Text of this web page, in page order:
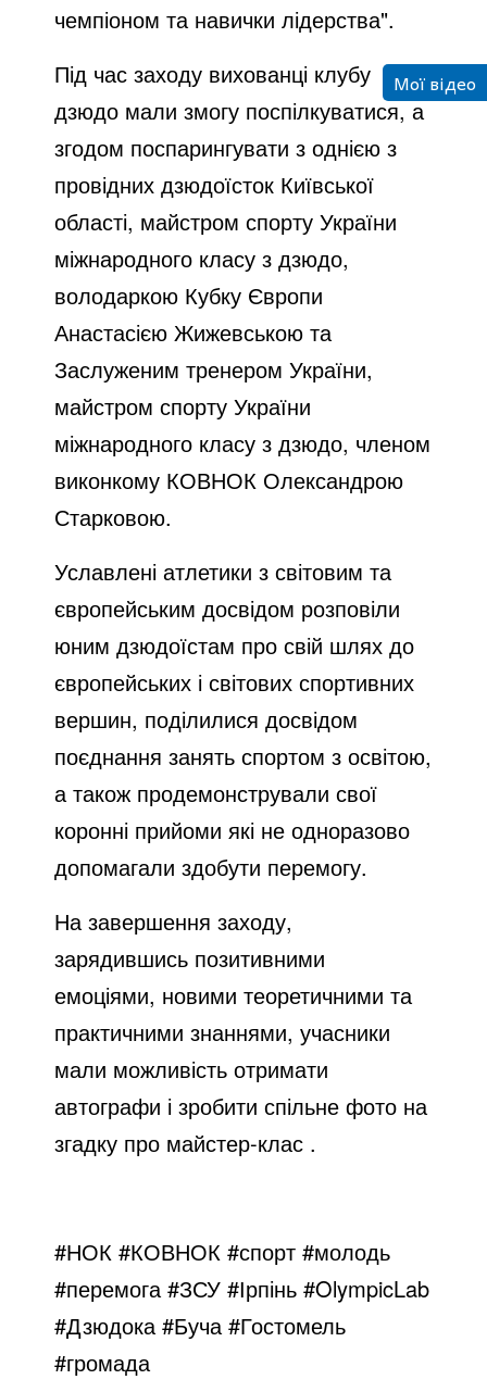
чемпіоном та навички лідерства".
Під час заходу вихованці клубу
дзюдо мали змогу поспілкуватися, а
згодом поспарингувати з однією з
провідних дзюдоїсток Київської
області, майстром спорту України
міжнародного класу з дзюдо,
володаркою Кубку Європи
Анастасією Жижевською та
Заслуженим тренером України,
майстром спорту України
міжнародного класу з дзюдо, членом
виконкому КОВНОК Олександрою
Старковою.
Уславлені атлетики з світовим та
європейським досвідом розповіли
юним дзюдоїстам про свій шлях до
європейських і світових спортивних
вершин, поділилися досвідом
поєднання занять спортом з освітою,
а також продемонстрували свої
коронні прийоми які не одноразово
допомагали здобути перемогу.
На завершення заходу,
зарядившись позитивними
емоціями, новими теоретичними та
практичними знаннями, учасники
мали можливість отримати
автографи і зробити спільне фото на
згадку про майстер-клас .
#НОК #КОВНОК #спорт #молодь
#перемога #ЗСУ #Ірпінь #OlympicLab
#Дзюдока #Буча #Гостомель
#громада
Мої відео